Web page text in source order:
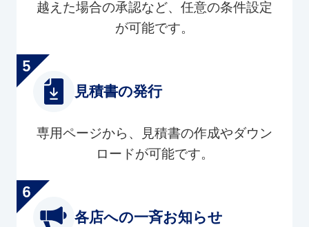
越えた場合の承認など、任意の条件設定
が可能です。
見積書の発行
専用ページから、見積書の作成やダウン
ロードが可能です。
各店への一斉お知らせ